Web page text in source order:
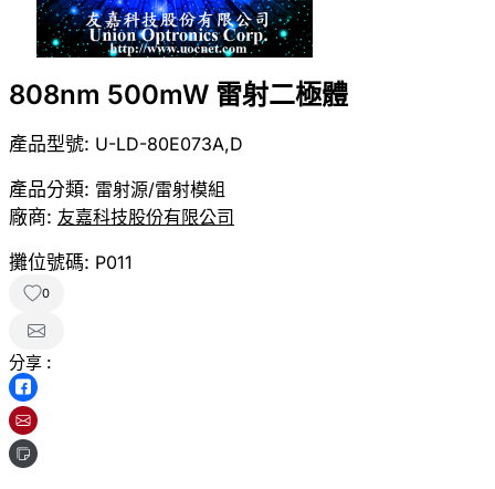
808nm 500mW 雷射二極體
產品型號: U-LD-80E073A,D
產品分類: 雷射源/雷射模組
廠商: 友嘉科技股份有限公司
攤位號碼: P011
0
分享 :